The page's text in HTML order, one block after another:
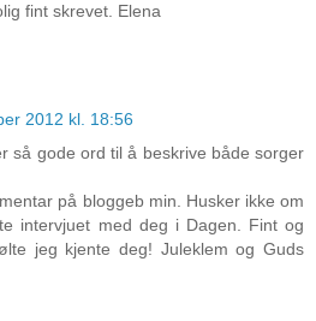
fint skrevet. Elena
2012 kl. 18:56
så gode ord til å beskrive både sorger
på bloggeb min. Husker ikke om
intervjuet med deg i Dagen. Fint og
jeg kjente deg! Juleklem og Guds